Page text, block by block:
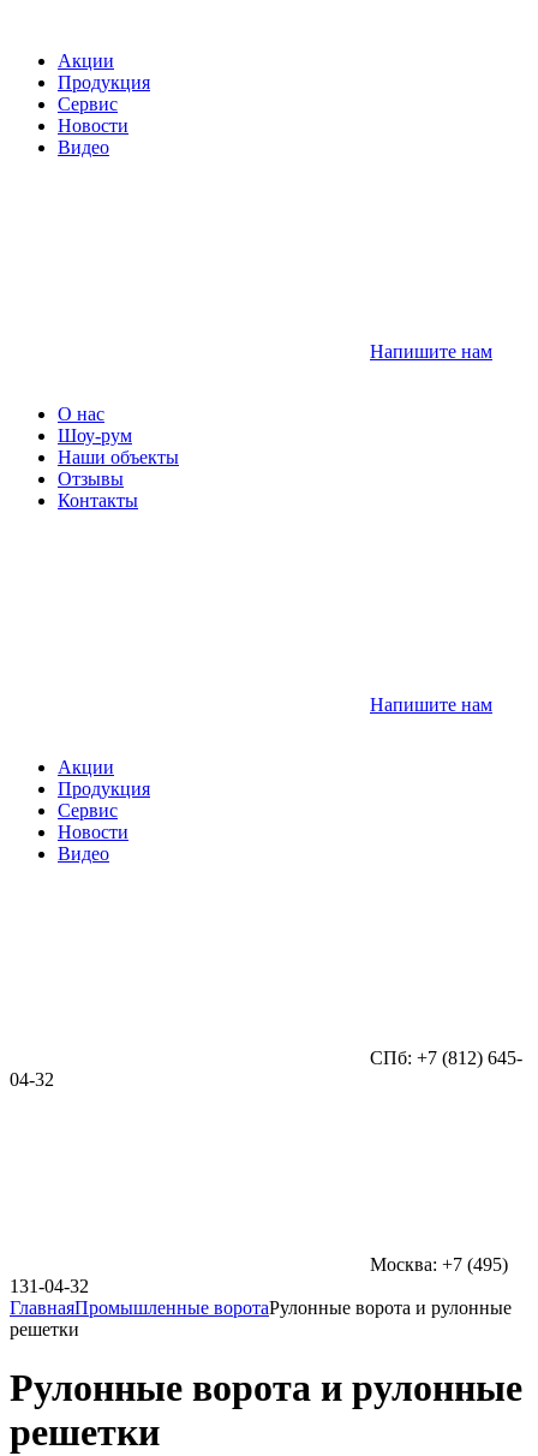
Акции
Продукция
Сервис
Новости
Видео
Напишите нам
О нас
Шоу-рум
Наши объекты
Отзывы
Контакты
Напишите нам
Акции
Продукция
Сервис
Новости
Видео
СПб: +7 (812) 645-
04-32
Москва: +7 (495)
131-04-32
ГлавнаяПромышленные воротаРулонные ворота и рулонные
решетки
Рулонные ворота и рулонные
решетки